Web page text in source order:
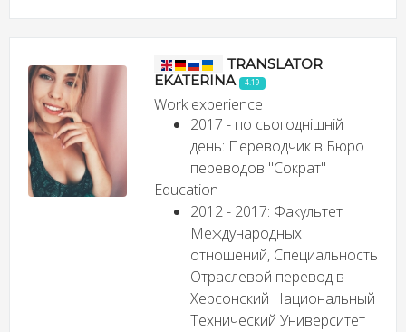
TRANSLATOR
EKATERINA
4.19
Work experience
2017 - по сьогоднішній
день: Переводчик в Бюро
переводов "Сократ"
Education
2012 - 2017: Факультет
Международных
отношений, Специальность
Отраслевой перевод в
Херсонский Национальный
Технический Университет